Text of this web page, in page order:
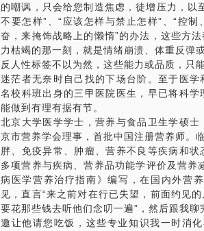
经历造就观念，很多事，闭门造车是想
最在意的美味，别人却兴趣寥寥；你最
真的爱吃那些“美食”吗？真的是吃得多
【于大夫的优势】
临床经验丰富：对2000+肥胖或三高患者
独特个人经历：曾经190+斤的胖子，想
天生的段子手：不会讲相声的营养师不
前，随手评论一个微博新闻，点赞量
【团课内容形式】
于大夫带你逛市集、选食物，边逛边聊
美味，绕过商业宣传陷阱，合理搭配出
的嘲讽，只会给您制造焦虑，徒增压力，以
不要怎样”、“应该怎样与禁止怎样”、“控
奋，来掩饰战略上的懒惰”的办法，这些方
力枯竭的那一刻，就是情绪崩溃、体重反弹
反人性标签不以为然，这些能力或品质，只
迷茫者无奈时自己找的下场台阶。至于医
名校科班出身的三甲医院医生，早已将科
能做到有理有据有节。
北京大学医学学士，营养与食品卫生学硕
京市营养学会理事，首批中国注册营养师。
胖、免疫异常、肿瘤、营养不良等疾病和
多项营养与疾病、营养品功能学评价及营
病医学营养治疗指南》编写，在国内外营
见，直言“来之前对在行已失望，前面约见
要花那些钱去听他们念叨一遍”，然后跟我
邀让他请您吃饭，这些专业知识我一时消